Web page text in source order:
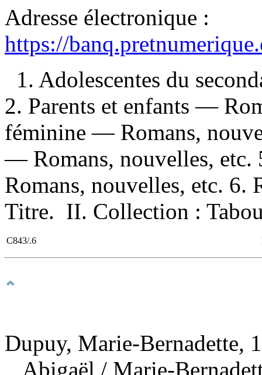
Adresse électronique :
https://
1. Adolescentes du
2. Parents et enfants —
féminine — Romans,
— Romans, nouvelles,
Romans, nouvelles, etc. 6.
Titre. II. Collection :
C843/.6
Dupuy, Marie-Bernadette,
Abigaël / Marie-